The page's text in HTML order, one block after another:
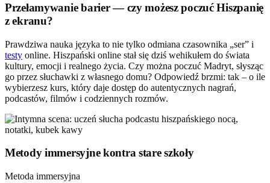
Przełamywanie barier — czy możesz poczuć Hiszpanię
z ekranu?
Prawdziwa nauka języka to nie tylko odmiana czasownika „ser” i
testy online. Hiszpański online stał się dziś wehikułem do świata
kultury, emocji i realnego życia. Czy można poczuć Madryt, słysząc
go przez słuchawki z własnego domu? Odpowiedź brzmi: tak – o ile
wybierzesz kurs, który daje dostęp do autentycznych nagrań,
podcastów, filmów i codziennych rozmów.
Metody immersyjne kontra stare szkoły
Metoda immersyjna